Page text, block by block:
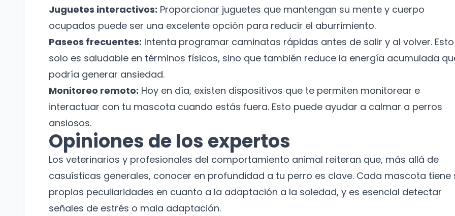
Juguetes interactivos: Proporcionar juguetes que mantengan su mente y cuerpo
ocupados puede ser una excelente opción para reducir el aburrimiento.
Paseos frecuentes: Intenta programar caminatas rápidas antes de salir y al volver.
solo es saludable en términos físicos, sino que también reduce la energía acumulada
podría generar ansiedad.
Monitoreo remoto: Hoy en día, existen dispositivos que te permiten monitorear e
interactuar con tu mascota cuando estás fuera. Esto puede ayudar a calmar a perros
ansiosos.
Opiniones de los expertos
Los veterinarios y profesionales del comportamiento animal reiteran que, más allá de
casuísticas generales, conocer en profundidad a tu perro es clave. Cada mascota tiene
propias peculiaridades en cuanto a la adaptación a la soledad, y es esencial detectar
señales de estrés o mala adaptación.